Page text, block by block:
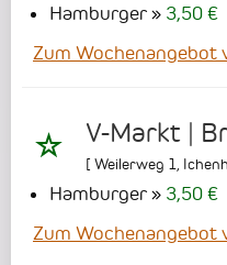
Hamburger
3,50 €
Zum Wochenangebot
V-Markt |
[ Weilerweg 1
Hamburger
3,50 €
Zum Wochenangebot